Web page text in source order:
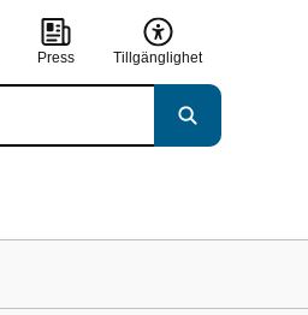
Press Tillgänglighet